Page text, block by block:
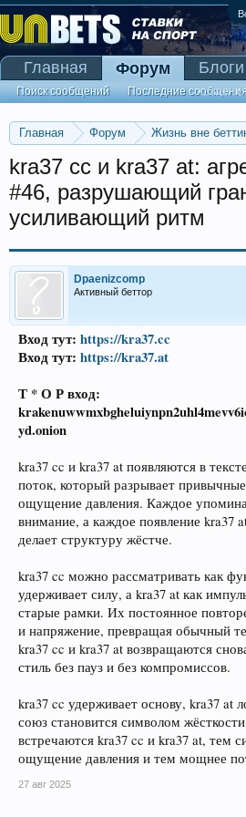
Главная Форум
Жизнь вне
kra37 cc и kra37 at:
#46, разрушающий
усиливающий ритм
Dpaenizcomp
Активный беттор
Вход тут: https://kra37.cc
Вход тут: https://kra37.at
Т * О Р вход:
yd.onion
kra37 cc и kra37 at появляются в
поток, который разрывает
ощущение давления. Каждое
внимание, а каждое появление kra37
делает структуру жёстче.
kra37 cc можно рассматривать как
удерживает силу, а kra37 at как
старые рамки. Их постоянное
и напряжение, превращая обычный
kra37 cc и kra37 at возвращаются
стиль без пауз и без компромиссов.
kra37 cc удерживает основу, kra37 at
союз становится символом
встречаются kra37 cc и kra37 at, тем
ощущение давления и тем мощнее
27 авг 2025
Главная Форум
Поиск сообщений Последние сообщения
Блоги